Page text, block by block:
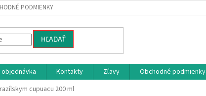
PODMIENKY
HĽADAŤ
Kontakty Zľavy Obchodné podmienky
cupuacu 200 ml